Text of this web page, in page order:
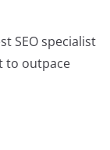
SEO specialist
to outpace